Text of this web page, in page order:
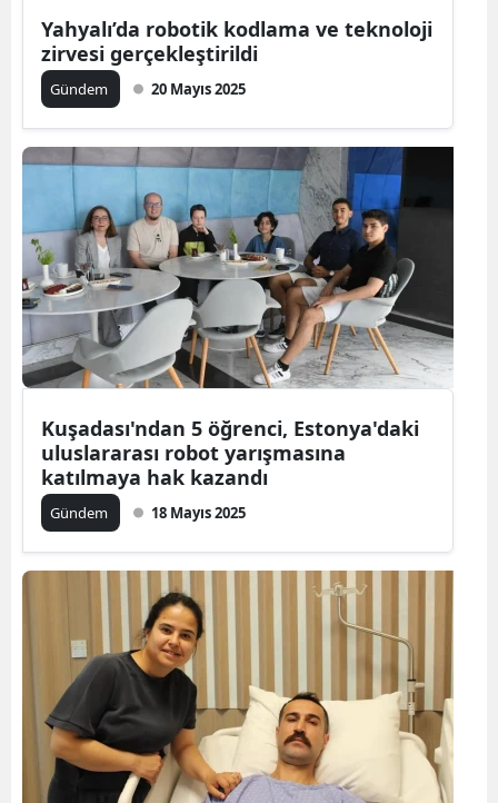
Yahyalı’da robotik kodlama ve teknoloji
zirvesi gerçekleştirildi
Gündem 20 Mayıs 2025
Kuşadası'ndan 5 öğrenci, Estonya'daki
uluslararası robot yarışmasına
katılmaya hak kazandı
Gündem 18 Mayıs 2025